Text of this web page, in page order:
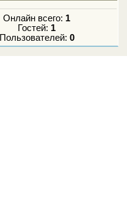
Онлайн всего: 1
Гостей: 1
Пользователей: 0